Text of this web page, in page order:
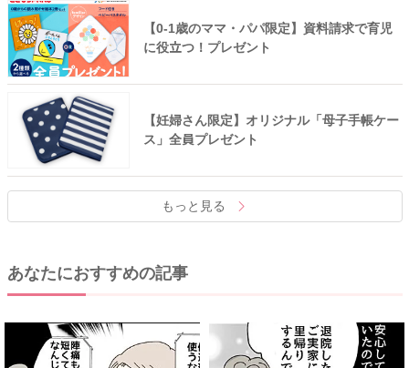
【0-1歳のママ・パパ限定】資料請求で育児
に役立つ！プレゼント
【妊婦さん限定】オリジナル「母子手帳ケー
ス」全員プレゼント
もっと見る
あなたにおすすめの記事